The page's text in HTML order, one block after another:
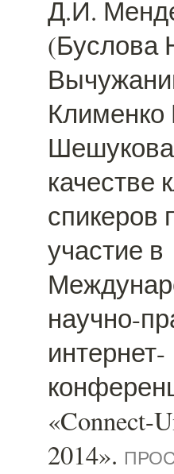
Д.И.
(Буслова
Клименко
качестве
спикеров
участие в
научно-
интернет-
«Connect-
2014».